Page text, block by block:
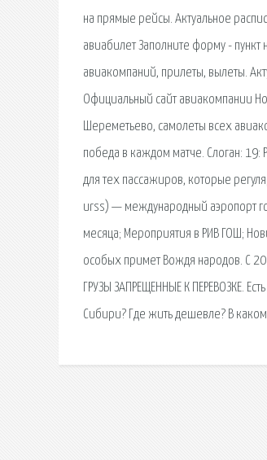
на прямые рейсы. Актуальное
авиабилет Заполните форму - пункт
авиакомпаний, прилеты, вылеты.
Официальный сайт авиакомпании
Шереметьево, самолеты всех
победа в каждом матче. Слоган: 19:
для тех пассажиров, которые
urss) — международный аэропорт
месяца; Мероприятия в РИВ ГОШ;
особых примет Вождя народов. С
ГРУЗЫ ЗАПРЕЩЕННЫЕ К ПЕРЕВОЗКЕ.
Сибири? Где жить дешевле? В